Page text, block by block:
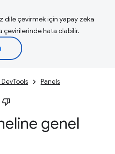
dile çevirmek için yapay zeka
çevirilerinde hata olabilir.
Panels
genel